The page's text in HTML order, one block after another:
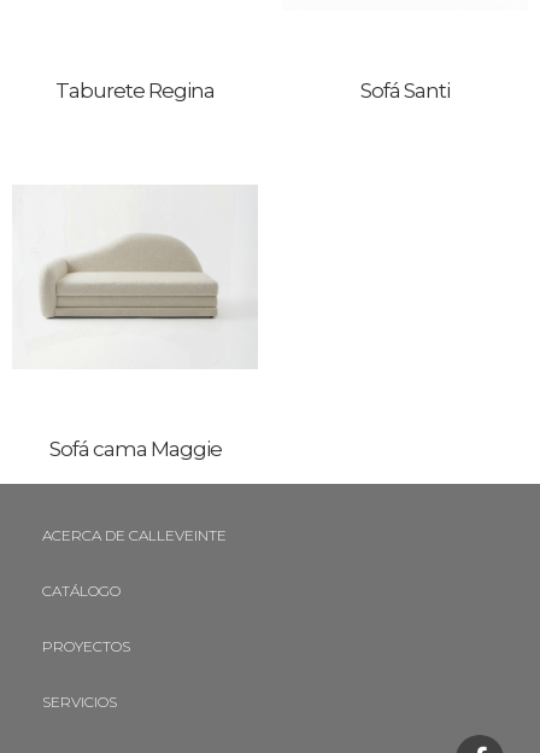
Taburete Regina Sofá Santi
Sofá cama Maggie
ACERCA DE CALLEVEINTE
CATÁLOGO
PROYECTOS
SERVICIOS